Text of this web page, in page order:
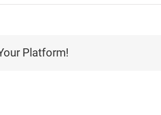
Platform!